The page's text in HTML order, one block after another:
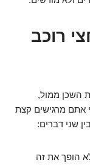
שלי בן 14 וחצי רוכב
השכן ממול,
אתם מרגישים קצת
שני דברים:
הופך את זה